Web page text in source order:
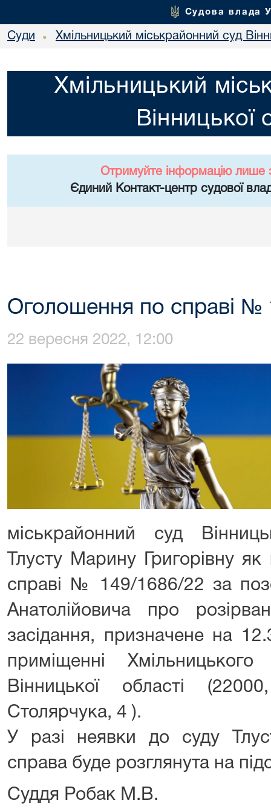
Судова влада
Суди • Хмільницький міськрайонний суд
Хмільницький
Вінницької
Отримуйте інформацію лише
Єдиний Контакт-центр судової
Оголошення по справі №
22 вересня 2022, 12:00
міськрайонний суд
Тлусту Марину Григорівну як
справі № 149/1686/22 за
Анатолійовича про
засідання, призначене на
приміщенні
Вінницької області
Столярчука, 4 ).
У разі неявки до суду
справа буде розглянута на
Суддя Робак М.В.